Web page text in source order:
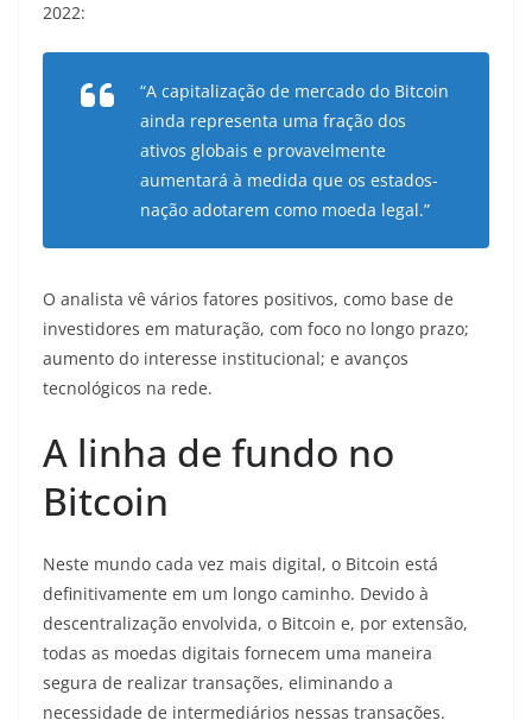
2022:
“A capitalização de mercado do Bitcoin
ainda representa uma fração dos
ativos globais e provavelmente
aumentará à medida que os estados-
nação adotarem como moeda legal.”
O analista vê vários fatores positivos, como base de
investidores em maturação, com foco no longo prazo;
aumento do interesse institucional; e avanços
tecnológicos na rede.
A linha de fundo no
Bitcoin
Neste mundo cada vez mais digital, o Bitcoin está
definitivamente em um longo caminho. Devido à
descentralização envolvida, o Bitcoin e, por extensão,
todas as moedas digitais fornecem uma maneira
segura de realizar transações, eliminando a
necessidade de intermediários nessas transações.